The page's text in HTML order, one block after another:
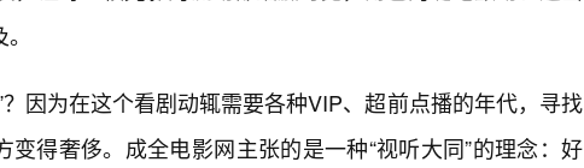
？因为在这个看剧动辄需要各种VIP、超前点播的年代，寻找
得奢侈。成全电影网主张的是一种“视听大同”的理念：好